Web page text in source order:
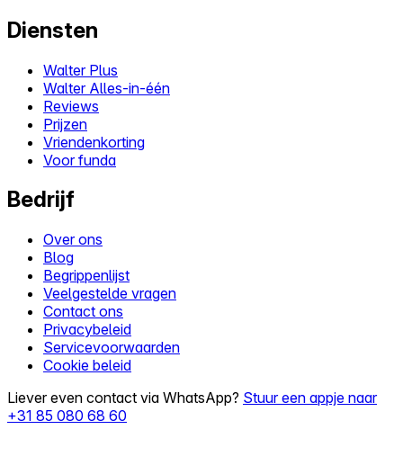
Diensten
Walter Plus
Walter Alles-in-één
Reviews
Prijzen
Vriendenkorting
Voor funda
Bedrijf
Over ons
Blog
Begrippenlijst
Veelgestelde vragen
Contact ons
Privacybeleid
Servicevoorwaarden
Cookie beleid
Liever even contact via WhatsApp? Stuur een appje naar
+31 85 080 68 60